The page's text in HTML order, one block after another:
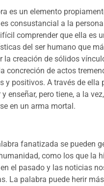
es un elemento
consustancial a la
comprender que ella es
del ser humano que
la creación de sólidos
concreción de actos
y positivos. A través de ella
y enseñar, pero tiene, a la
en un arma mortal.
fanatizada se pueden
como los que la
el pasado y las noticias
La palabra puede herir más